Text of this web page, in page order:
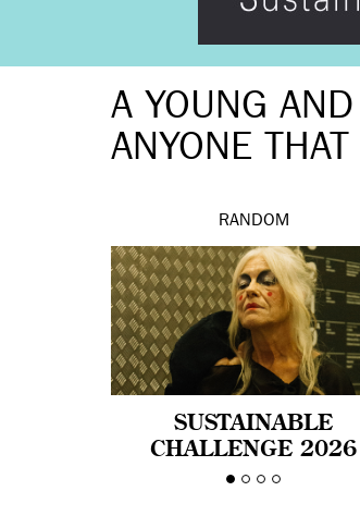
A YOUNG AND
ANYONE THAT
RANDOM
SUSTAINABLE
CHALLENGE 2026
CELEBRA LA